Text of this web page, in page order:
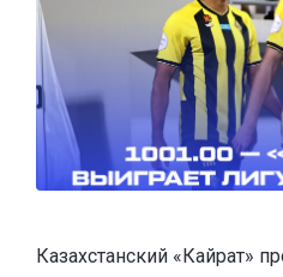
Казахстанский «Кайрат»